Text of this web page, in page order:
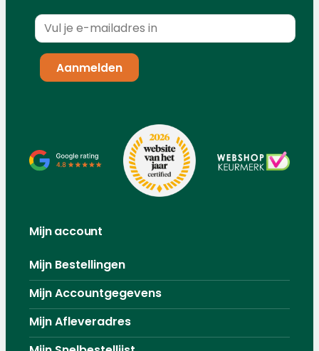
Mijn account
Mijn Bestellingen
Mijn Accountgegevens
Mijn Afleveradres